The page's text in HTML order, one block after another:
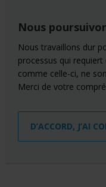
Nous
Nous travaillons dur
processus qui
comme celle-ci, ne
Merci de votre
D’ACCORD, J’AI